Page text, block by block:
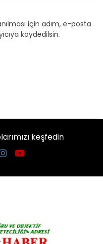
için adım, e-posta
kaydedilsin.
keşfedin